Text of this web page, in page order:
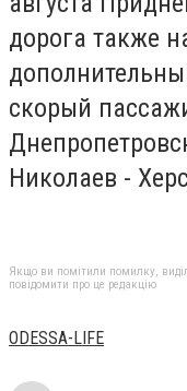
дорога также
скорый
Николаев -
Якщо ви помітили помилку,
повідомити про це редакцію
ODESSA-LIFE